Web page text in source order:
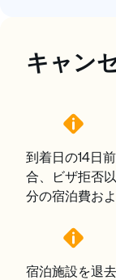
キャン
到着日の14日
合、ビザ拒否
分の宿泊費お
宿泊施設を退